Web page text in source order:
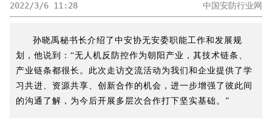
2022/3/6 11:28 中国安防行业网
孙晓禹秘书长介绍了中安协无安委职能工作和发展规
划，他说到：“无人机反防控作为朝阳产业，其技术链条、
产业链条都很长。此次走访交流活动为我们和企业提供了学
习共进、资源共享、创新合作的机会，进一步增强了彼此间
的沟通了解，为今后开展多层次合作打下坚实基础。”